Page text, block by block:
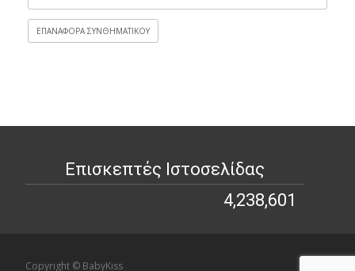
ΕΠΑΝΑΦΟΡΆ ΣΥΝΘΗΜΑΤΙΚΟΎ
Επισκεπτές Ιστοσελίδας
4,238,601
Copyright © BabyKiss